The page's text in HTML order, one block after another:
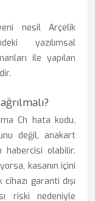
nesil Arçelik
yazılımsal
ile yapılan
Ch hata kodu,
değil, anakart
habercisi olabilir.
kasanın içini
garanti dışı
riski nedeniyle